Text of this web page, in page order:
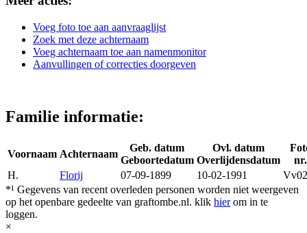
Voeg foto toe aan aanvraaglijst
Zoek met deze achternaam
Voeg achternaam toe aan namenmonitor
Aanvullingen of correcties doorgeven
Familie informatie:
Voornaam Achternaam
Geb. datum
Geboortedatum
Ovl. datum
Overlijdensdatum
nr.
H.
Florij 07-09-1899 10-02-1991
*¹ Gegevens van recent overleden personen worden niet weergeven
op het openbare gedeelte van graftombe.nl. klik hierom in te
loggen.
×